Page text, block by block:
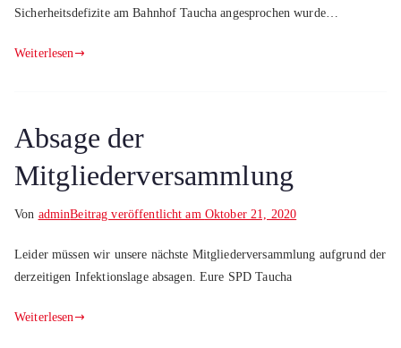
Sicherheitsdefizite am Bahnhof Taucha angesprochen wurde…
Weiterlesen
Absage der
Mitgliederversammlung
Von adminBeitrag veröffentlicht am Oktober 21, 2020
Leider müssen wir unsere nächste Mitgliederversammlung aufgrund der
derzeitigen Infektionslage absagen. Eure SPD Taucha
Weiterlesen